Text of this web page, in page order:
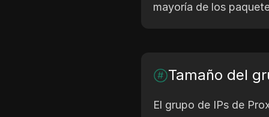
mayoría de los
Tamaño del
El grupo de IPs de